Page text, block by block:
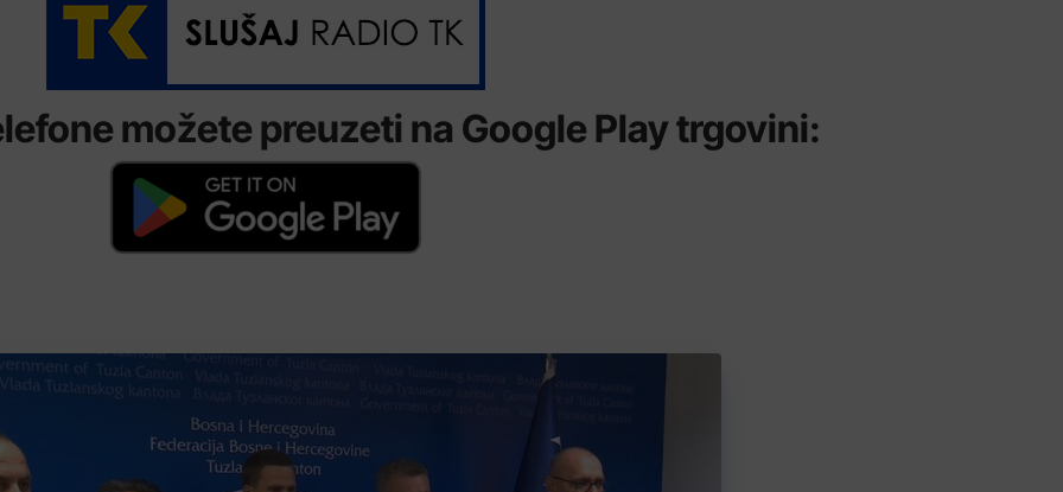
možete preuzeti na Google Play trgovini: